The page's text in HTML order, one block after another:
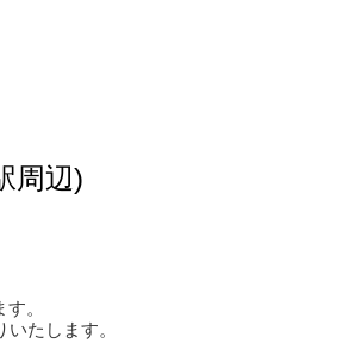
。
たします。
周辺)